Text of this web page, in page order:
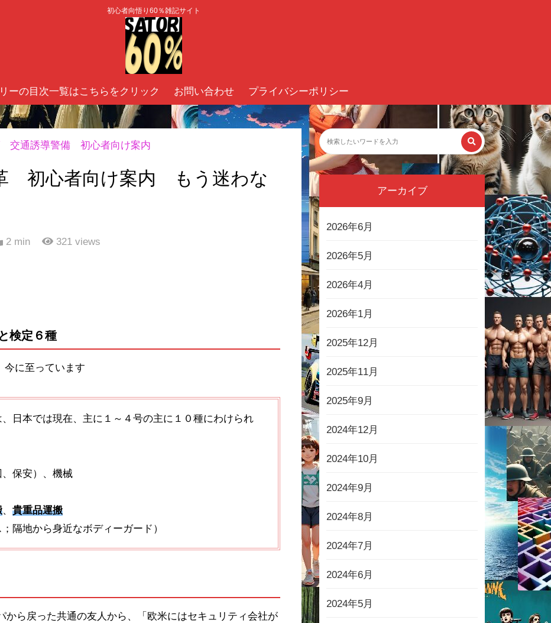
初心者向悟り60％雑記サイト
ーの目次一覧はこちらをクリック お問い合わせ プライバシーポリシー
交通誘導警備 初心者向け案内
初心者向け案内 もう迷わな
2 min 321 views
検定６種
今に至っています
日本では現在、主に１～４号の主に１０種にわけられ
保安）、機械
、 貴重品運搬
隔地から身近なボディーガード）
ら戻った共通の友人から、「欧米にはセキュリティ会社が
アーカイブ
2026年6月
2026年5月
2026年4月
2026年1月
2025年12月
2025年11月
2025年9月
2024年12月
2024年10月
2024年9月
2024年8月
2024年7月
2024年6月
2024年5月